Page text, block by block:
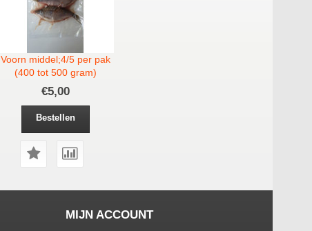
Voorn middel;4/5 per pak
(400 tot 500 gram)
€5,00
Bestellen
MIJN ACCOUNT